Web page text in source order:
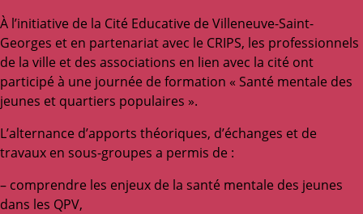
À l’initiative de la Cité Educative de Villeneuve-Saint-
Georges et en partenariat avec le CRIPS, les professionnels
de la ville et des associations en lien avec la cité ont
participé à une journée de formation « Santé mentale des
jeunes et quartiers populaires ».
L’alternance d’apports théoriques, d’échanges et de
travaux en sous-groupes a permis de :
– comprendre les enjeux de la santé mentale des jeunes
dans les QPV,